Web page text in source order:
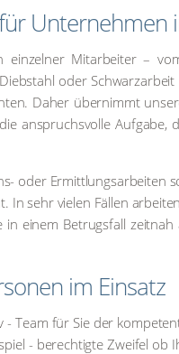
Unter­neh­men
ein­zel­ner Mit­ar­bei­ter –
oder
Daher über­nimmt
anspruchs­vol­le Auf­ga­be,
oder
sehr vie­len Fäl­len
in einem Betrugs­fall
im Ein­satz
- Team für Sie der
- berech­tig­te Zwei­fel